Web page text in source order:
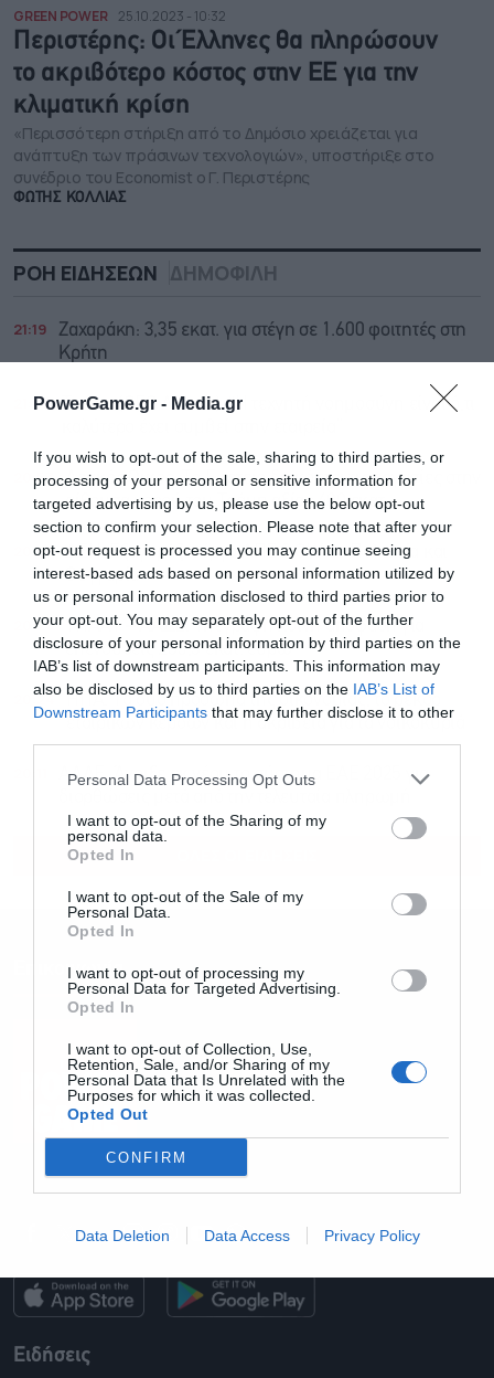
PowerGame.gr - Media.gr
If you wish to opt-out of the sale, sharing to third parties, or
processing of your personal or sensitive information for
targeted advertising by us, please use the below opt-out
section to confirm your selection. Please note that after your
opt-out request is processed you may continue seeing
interest-based ads based on personal information utilized by
us or personal information disclosed to third parties prior to
your opt-out. You may separately opt-out of the further
disclosure of your personal information by third parties on the
IAB’s list of downstream participants. This information may
also be disclosed by us to third parties on the IAB’s List of
Downstream Participants that may further disclose it to other
Personal Data Processing Opt Outs
I want to opt-out of the Sharing of my
personal data.
Opted In
I want to opt-out of the Sale of my
Personal Data.
Opted In
I want to opt-out of processing my
Personal Data for Targeted Advertising.
Opted In
I want to opt-out of Collection, Use,
Retention, Sale, and/or Sharing of my
Personal Data that Is Unrelated with the
Purposes for which it was collected.
Opted Out
CONFIRM
Data Deletion Data Access Privacy Policy
GREEN POWER 25.10.2023 - 10:32
Περιστέρης: Οι Έλληνες θα πληρώσουν
το ακριβότερο κόστος στην ΕΕ για την
κλιματική κρίση
«Περισσότερη στήριξη από το Δημόσιο χρειάζεται για
ανάπτυξη των πράσινων τεχνολογιών», υποστήριξε στο
συνέδριο του Economist ο Γ. Περιστέρης
ΦΩΤΗΣ ΚΟΛΛΙΑΣ
ΡΟΗ ΕΙΔΗΣΕΩΝ ΔΗΜΟΦΙΛΗ
21:19
Ζαχαράκη: 3,35 εκατ. για στέγη σε 1.600 φοιτητές στη
Κρήτη
21:07 Τσέσκι (CEO Airbnb): “Η τεχνητή νοημοσύνη είναι ό,τι
20:53 Λευκός Οίκος: Το Εφετείο διακόπτει τις εργασίες στην
αίθουσα χορού του Τράμπ αξίας 400 εκατ.
20:28 ΔΕΗ: Εξαγοράζει έργα ΑΠΕ 2 GW σε Πολωνία και
Ουγγαρία
20:26
ΥΠΑΑΤ – ΑΑΔΕ: Υπεγράφη κοινή απόφαση για
επενδύσεις 263,5 εκατ. ευρώ
20:24
ΗΠΑ: Τα δύο πρόσωπα της οικονομίας, το ρεκόρ
εταιρικών κερδών και η ακρίβεια για τα νοικοκυριά
ΑΑΔΕ: Άνοιξε εκ νέου το σύστημα ΕΑΕ 2025 για
Επικοινωνία
Email: info@powergame.gr
Ειδήσεις